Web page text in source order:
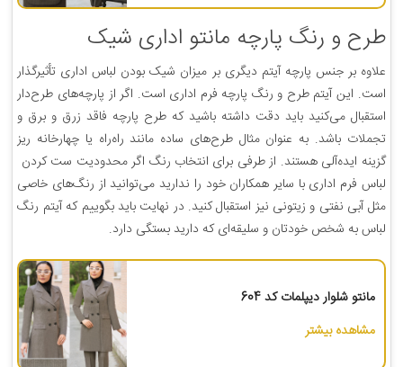
طرح و رنگ پارچه مانتو اداری شیک
علاوه بر جنس پارچه آیتم دیگری بر میزان شیک بودن لباس اداری تأثیرگذار
است. این آیتم طرح و رنگ پارچه فرم اداری است. اگر از پارچه‌های طرح‌دار
استقبال می‌کنید باید دقت داشته باشید که طرح پارچه فاقد زرق و برق و
تجملات باشد. به عنوان مثال طرح‌های ساده مانند راه‌راه یا چهارخانه ریز
گزینه ایده‌آلی هستند. از طرفی برای انتخاب رنگ اگر محدودیت ست کردن
لباس فرم اداری با سایر همکاران خود را ندارید می‌توانید از رنگ‌های خاصی
مثل آبی نفتی و زیتونی نیز استقبال کنید. در نهایت باید بگوییم که آیتم رنگ
لباس به شخص خودتان و سلیقه‌ای که دارید بستگی دارد.
مانتو شلوار دیپلمات کد 604
مشاهده بیشتر